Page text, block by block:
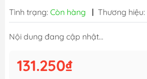
Tình trạng: Còn hàng | Thương hiệu:
Nội dung đang cập nhật...
131.250₫